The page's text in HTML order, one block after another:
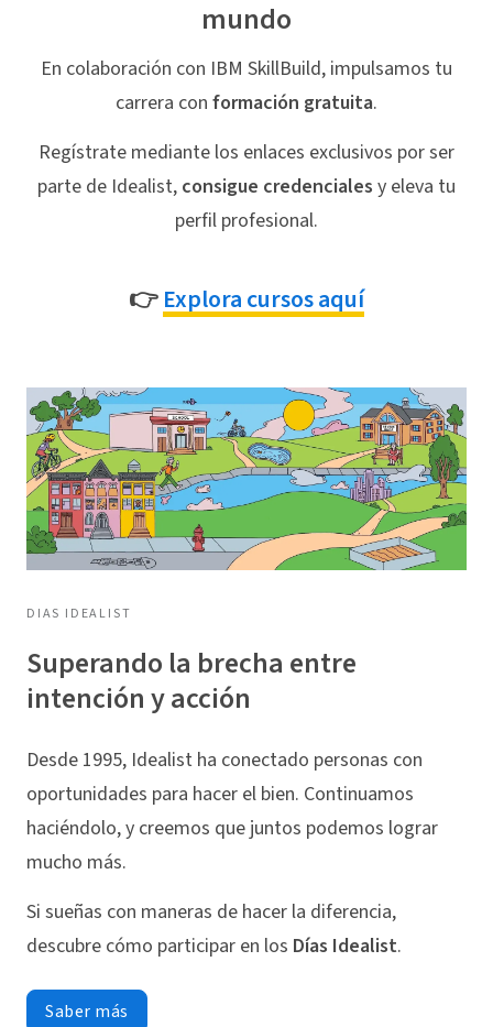
mundo
En colaboración con IBM SkillBuild, impulsamos tu
carrera con formación gratuita.
Regístrate mediante los enlaces exclusivos por ser
parte de Idealist, consigue credenciales y eleva tu
perfil profesional.
👉Explora cursos aquí
DIAS IDEALIST
Superando la brecha entre
intención y acción
Desde 1995, Idealist ha conectado personas con
oportunidades para hacer el bien. Continuamos
haciéndolo, y creemos que juntos podemos lograr
mucho más.
Si sueñas con maneras de hacer la diferencia,
descubre cómo participar en los Días Idealist.
Saber más